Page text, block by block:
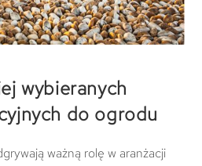
wybieranych
do ogrodu
ważną rolę w aranżacji